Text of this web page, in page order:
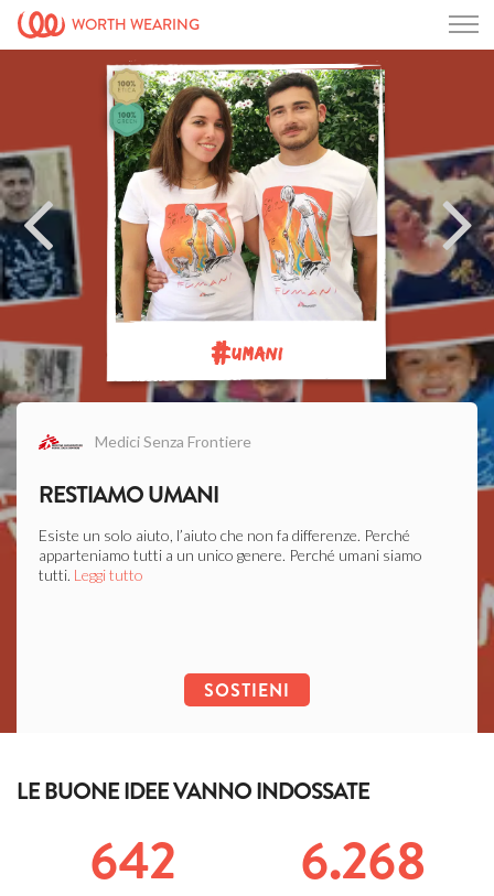
WORTH WEARING
#UMANI
Medici Senza Frontiere
RESTIAMO UMANI
Esiste un solo aiuto, l’aiuto che non fa differenze. Perché
apparteniamo tutti a un unico genere. Perché umani siamo
tutti. Leggi tutto
SOSTIENI
LE BUONE IDEE VANNO INDOSSATE
642 6.268